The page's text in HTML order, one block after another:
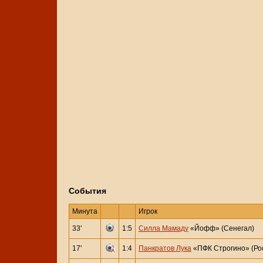
События
Минута Игрок
33' 1:5 Силла Мамаду «Йофф» (Сенегал)
17' 1:4 Панкратов Лука «ПФК Строгино»